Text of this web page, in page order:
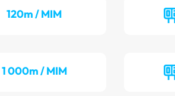
120m / MIM
1 000m / MIM